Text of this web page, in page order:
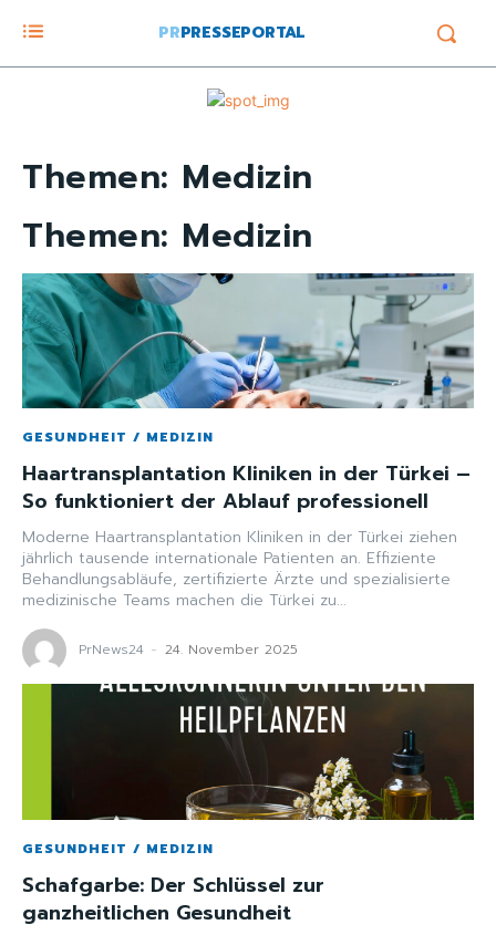
PRPRESSEPORTAL
Themen: Medizin
Themen: Medizin
GESUNDHEIT / MEDIZIN
Haartransplantation Kliniken in der Türkei –
So funktioniert der Ablauf professionell
Moderne Haartransplantation Kliniken in der Türkei ziehen
jährlich tausende internationale Patienten an. Effiziente
Behandlungsabläufe, zertifizierte Ärzte und spezialisierte
medizinische Teams machen die Türkei zu...
PrNews24 - 24. November 2025
GESUNDHEIT / MEDIZIN
Schafgarbe: Der Schlüssel zur
ganzheitlichen Gesundheit